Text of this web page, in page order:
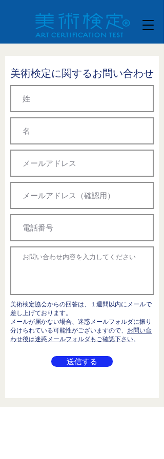
​美術検定に関するお問い合わせ
美術検定協会からの回答は、１週間以内にメールで
差し上げております。
メールが届かない場合、迷惑メールフォルダに振り
分けられている可能性がございますので、 お問い合
わせ後は迷惑メールフォルダもご確認下さい。
送信する